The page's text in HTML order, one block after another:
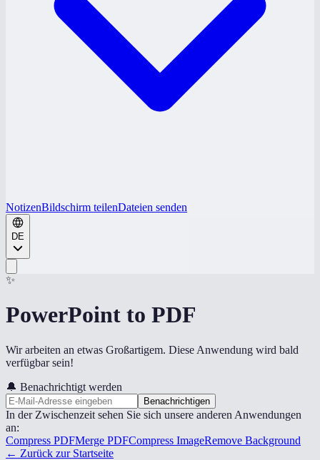
NotizenBildschirm teilenDateien senden
DE
✨
PowerPoint to PDF
Wir arbeiten an etwas Großartigem. Diese Anwendung wird bald
verfügbar sein!
🔔 Benachrichtigt werden
Benachrichtigen
In der Zwischenzeit sehen Sie sich unsere anderen Anwendungen
an:
Compress PDFMerge PDFCompress ImageRemove Background
← Zurück zur Startseite